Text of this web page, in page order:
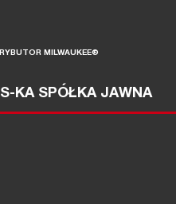
MILWAUKEE®
KA SPÓŁKA JAWNA